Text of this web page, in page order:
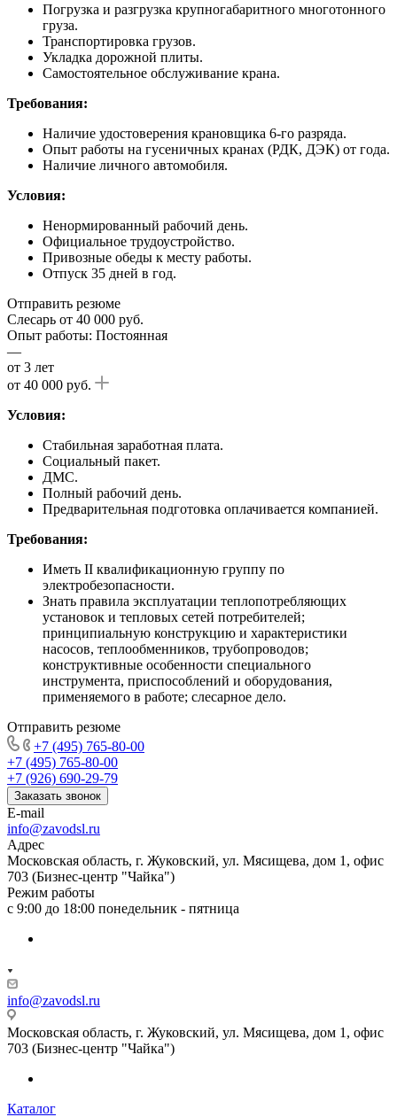
Погрузка и разгрузка крупногабаритного многотонного
груза.
Транспортировка грузов.
Укладка дорожной плиты.
Самостоятельное обслуживание крана.
Требования:
Наличие удостоверения крановщика 6-го разряда.
Опыт работы на гусеничных кранах (РДК, ДЭК) от года.
Наличие личного автомобиля.
Условия:
Ненормированный рабочий день.
Официальное трудоустройство.
Привозные обеды к месту работы.
Отпуск 35 дней в год.
Отправить резюме
Слесарь от 40 000 руб.
Опыт работы: Постоянная
—
от 3 лет
от 40 000 руб.
Условия:
Стабильная заработная плата.
Социальный пакет.
ДМС.
Полный рабочий день.
Предварительная подготовка оплачивается компанией.
Требования:
Иметь II квалификационную группу по
электробезопасности.
Знать правила эксплуатации теплопотребляющих
установок и тепловых сетей потребителей;
принципиальную конструкцию и характеристики
насосов, теплообменников, трубопроводов;
конструктивные особенности специального
инструмента, приспособлений и оборудования,
применяемого в работе; слесарное дело.
Отправить резюме
+7 (495) 765-80-00
+7 (495) 765-80-00
+7 (926) 690-29-79
Заказать звонок
E-mail
info@zavodsl.ru
Адрес
Московская область, г. Жуковский, ул. Мясищева, дом 1, офис
703 (Бизнес-центр "Чайка")
Режим работы
с 9:00 до 18:00 понедельник - пятница
info@zavodsl.ru
Московская область, г. Жуковский, ул. Мясищева, дом 1, офис
703 (Бизнес-центр "Чайка")
Каталог